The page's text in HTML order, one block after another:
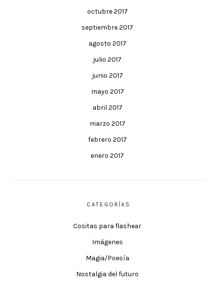
octubre 2017
septiembre 2017
agosto 2017
julio 2017
junio 2017
mayo 2017
abril 2017
marzo 2017
febrero 2017
enero 2017
CATEGORÍAS
Cositas para flashear
Imágenes
Magia/Poesía
Nostalgia del futuro